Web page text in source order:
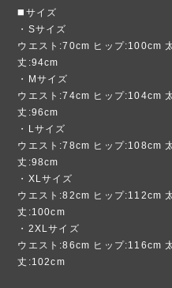
◼️サイズ
・Sサイズ
ウエスト:70cm ヒップ:100cm
丈:94cm
・Mサイズ
ウエスト:74cm ヒップ:104cm
丈:96cm
・Lサイズ
ウエスト:78cm ヒップ:108cm
丈:98cm
・XLサイズ
ウエスト:82cm ヒップ:112cm
丈:100cm
・2XLサイズ
ウエスト:86cm ヒップ:116cm
丈:102cm